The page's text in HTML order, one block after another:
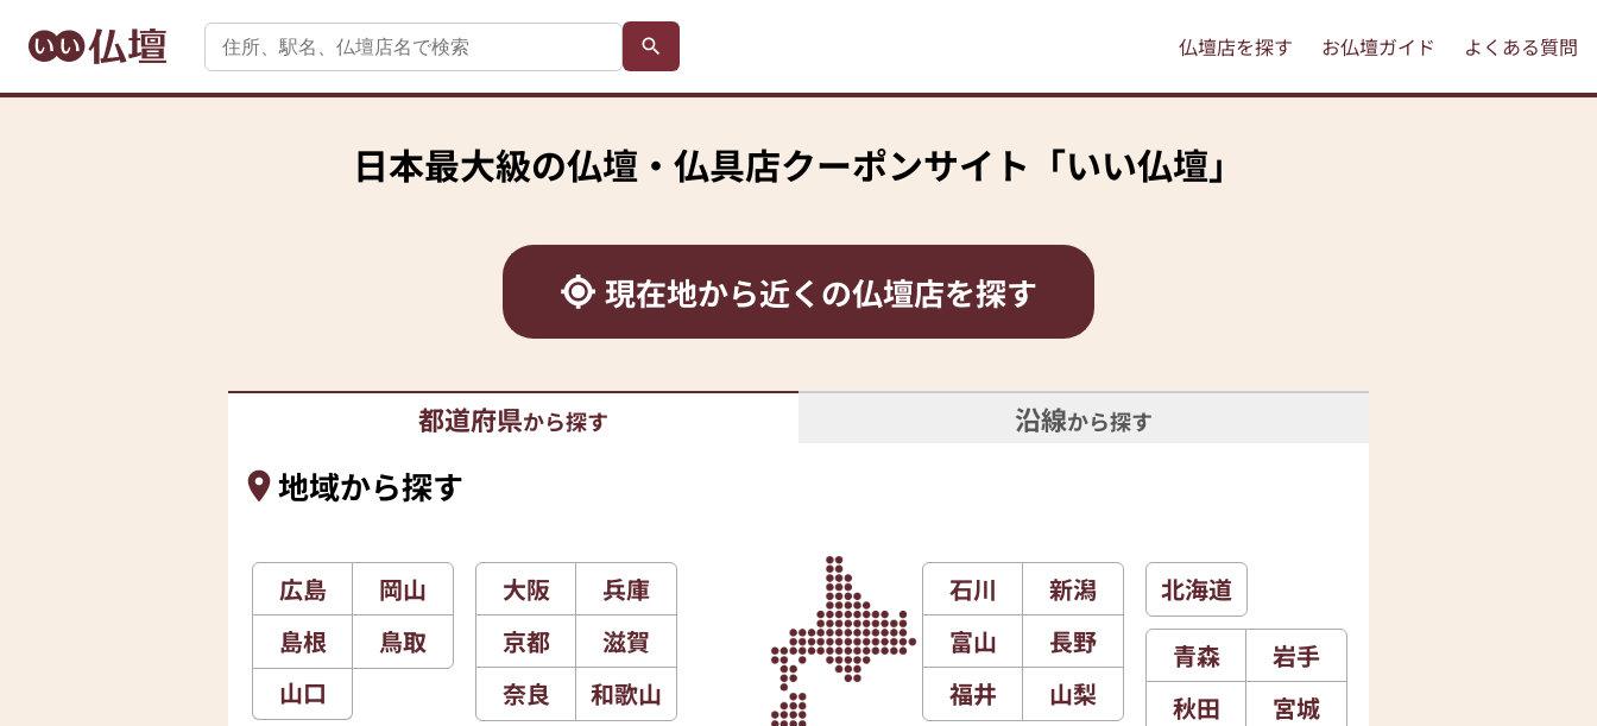
仏壇店を探す お仏壇ガイド よくある質問
日本最大級の仏壇・仏具店クーポンサイト 「いい仏壇」
現在地から近くの仏壇店を探す
都道府県から探す 沿線から探す
地域から探す
北海道
青森
岩手
秋田
宮城
石川
新潟
富山
長野
福井
山梨
大阪
兵庫
京都
滋賀
奈良
和歌山
広島
岡山
島根
鳥取
山口